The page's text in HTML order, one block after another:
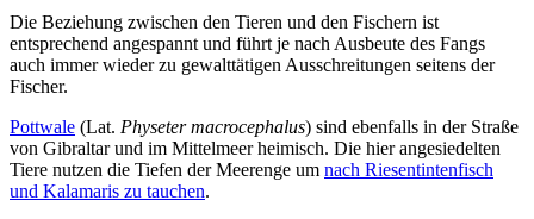
Die Beziehung zwischen den Tieren und den Fischern ist
entsprechend angespannt und führt je nach Ausbeute des Fangs
auch immer wieder zu gewalttätigen Ausschreitungen seitens der
Fischer.
Pottwale (Lat. Physeter macrocephalus) sind ebenfalls in der Straße
von Gibraltar und im Mittelmeer heimisch. Die hier angesiedelten
Tiere nutzen die Tiefen der Meerenge um nach Riesentintenfisch
und Kalamaris zu tauchen.